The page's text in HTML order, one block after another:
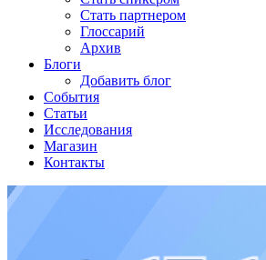
Стать партнером
Глоссарий
Архив
Блоги
Добавить блог
События
Статьи
Исследования
Магазин
Контакты